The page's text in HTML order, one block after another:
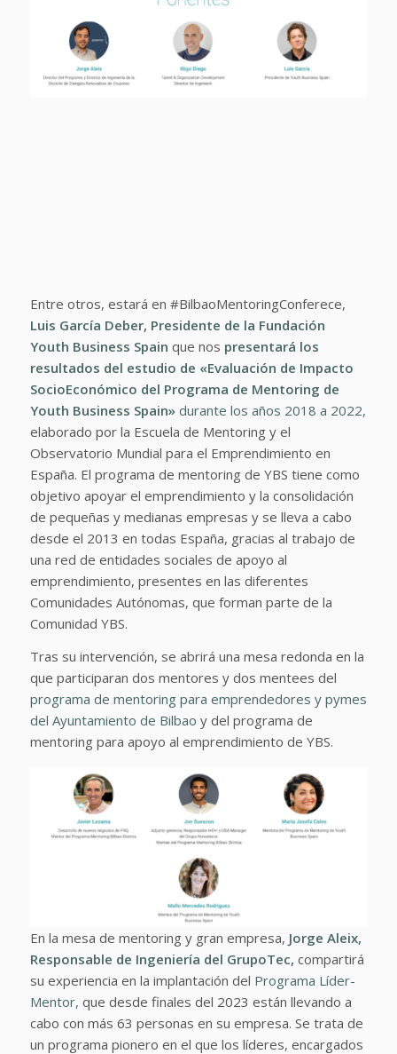
Entre otros, estará en #BilbaoMentoringConferece,
Luis García Deber, Presidente de la Fundación
Youth Business Spain que nos presentará los
resultados del estudio de «Evaluación de Impacto
SocioEconómico del Programa de Mentoring de
Youth Business Spain»durante los años 2018 a 2022,
elaborado por la Escuela de Mentoring y el
Observatorio Mundial para el Emprendimiento en
España. El programa de mentoring de YBS tiene como
objetivo apoyar el emprendimiento y la consolidación
de pequeñas y medianas empresas y se lleva a cabo
desde el 2013 en todas España, gracias al trabajo de
una red de entidades sociales de apoyo al
emprendimiento, presentes en las diferentes
Comunidades Autónomas, que forman parte de la
Comunidad YBS.
Tras su intervención, se abrirá una mesa redonda en la
que participaran dos mentores y dos mentees del
programa de mentoring para emprendedores y pymes
del Ayuntamiento de Bilbao y del programa de
mentoring para apoyo al emprendimiento de YBS.
En la mesa de mentoring y gran empresa, Jorge Aleix,
Responsable de Ingeniería del GrupoTec, compartirá
su experiencia en la implantación del Programa Líder-
Mentor, que desde finales del 2023 están llevando a
cabo con más 63 personas en su empresa. Se trata de
un programa pionero en el que los líderes, encargados